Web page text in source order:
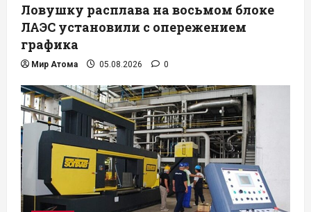
Ловушку расплава на восьмом блоке
ЛАЭС установили с опережением
графика
Мир Атома 05.08.2026 0